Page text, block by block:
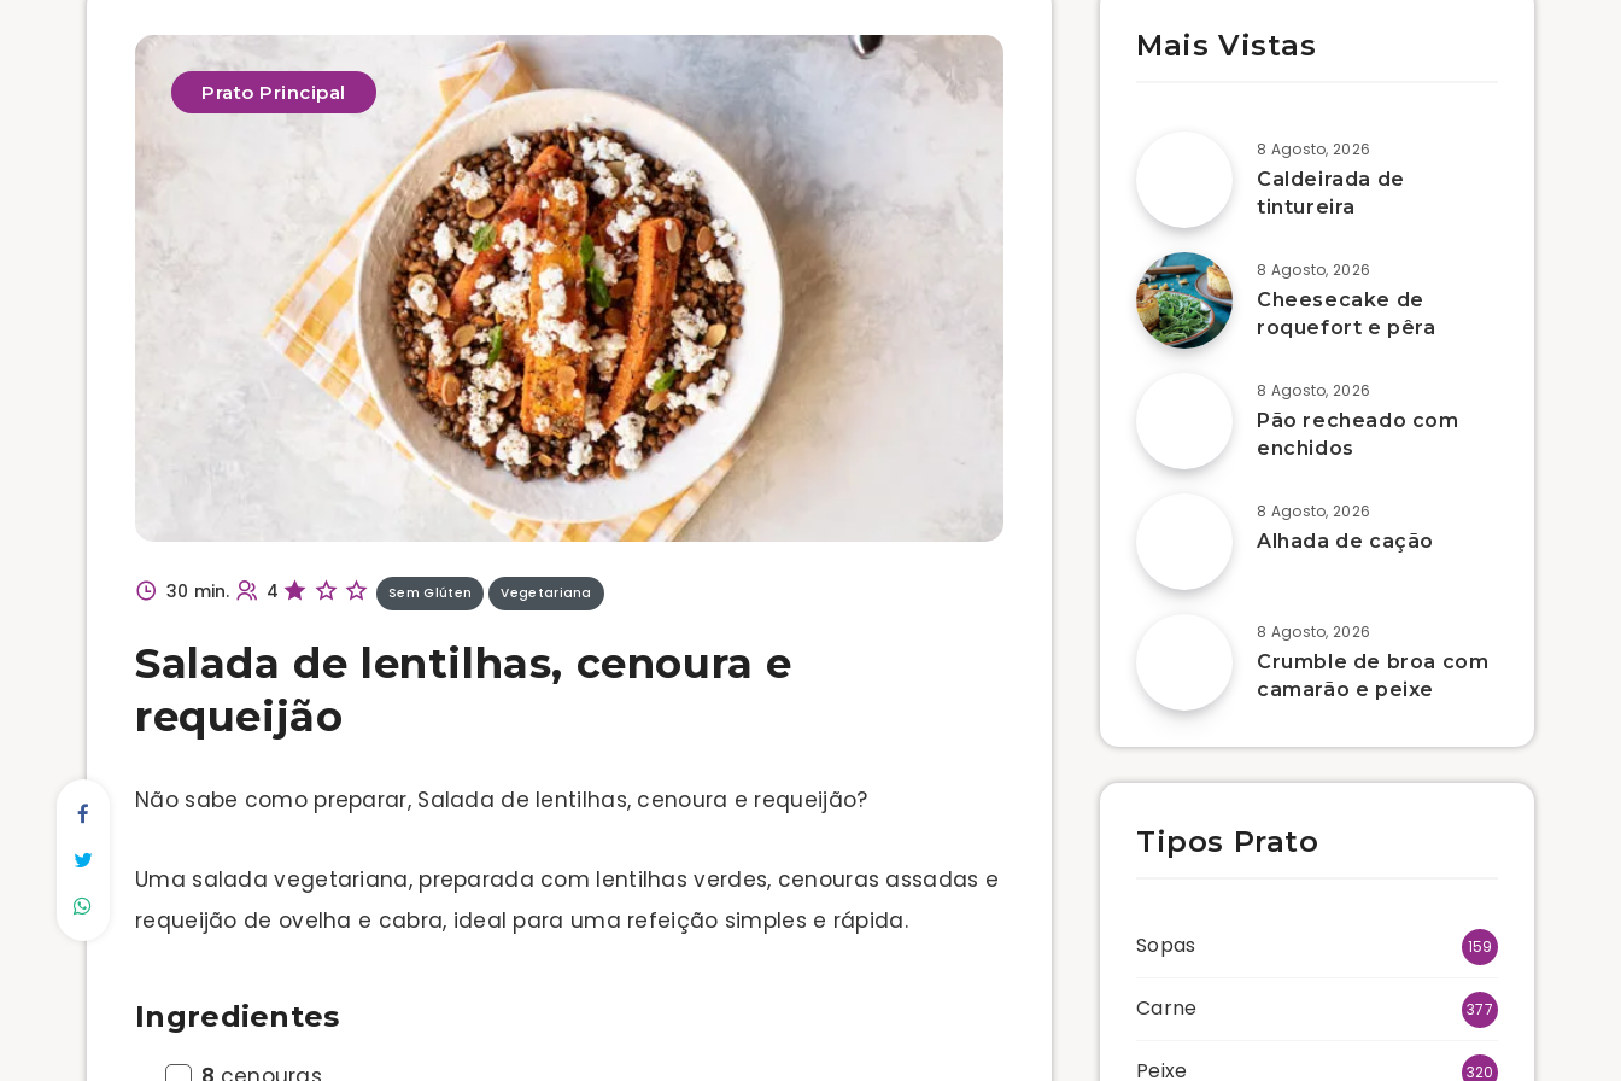
Prato Principal
30 min. 4 Sem Glúten Vegetariana
Salada de lentilhas, cenoura e
requeijão
Não sabe como preparar, Salada de lentilhas, cenoura e requeijão?
Uma salada vegetariana, preparada com lentilhas verdes, cenouras assadas e
requeijão de ovelha e cabra, ideal para uma refeição simples e rápida.
Ingredientes
Mais Vistas
8 Agosto, 2026
Caldeirada de
tintureira
8 Agosto, 2026
Cheesecake de
roquefort e pêra
8 Agosto, 2026
Pão recheado com
enchidos
8 Agosto, 2026
Alhada de cação
8 Agosto, 2026
Crumble de broa com
camarão e peixe
Tipos Prato
Sopas 159
Carne 377
Peixe 320